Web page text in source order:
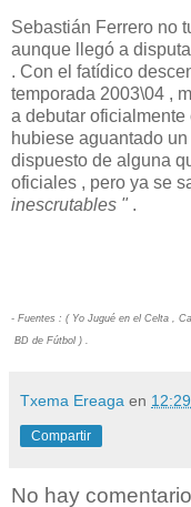
Sebastián Ferrero no
aunque llegó a
. Con el fatídico
temporada 2003\04 ,
a debutar
hubiese aguantado
dispuesto de alguna
oficiales , pero ya se
inescrutables " .
- Fuentes : ( Yo Jugué en el Celta ,
BD de Fútbol ) .
Txema Ereaga en 12:29
Compartir
No hay